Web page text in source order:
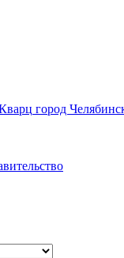
город